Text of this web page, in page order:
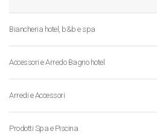
Biancheria hotel, b&b e spa
Accessori e Arredo Bagno hotel
Arredi e Accessori
Prodotti Spa e Piscina